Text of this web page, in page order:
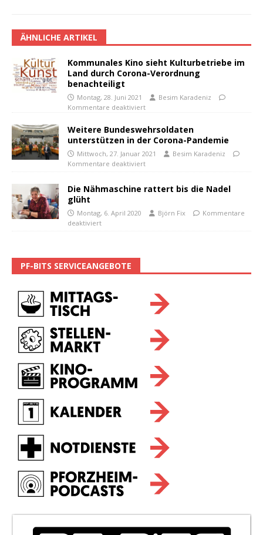
ÄHNLICHE ARTIKEL
Kommunales Kino sieht Kulturbetriebe im
Land durch Corona-Verordnung
benachteiligt
Montag, 28. Juni 2021
Besim Karadeniz
Kommentare deaktiviert
Weitere Bundeswehrsoldaten
unterstützen in der Corona-Pandemie
Mittwoch, 27. Januar 2021
Besim Karadeniz
Kommentare deaktiviert
Die Nähmaschine rattert bis die Nadel
glüht
Montag, 6. April 2020 Björn Fix
Kommentare
deaktiviert
PF-BITS SERVICEANGEBOTE